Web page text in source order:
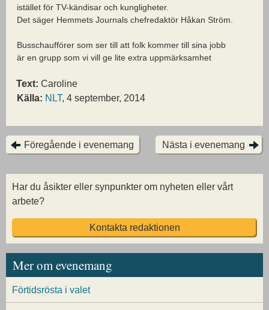
istället för TV-kändisar och kungligheter.
Det säger Hemmets Journals chefredaktör Håkan Ström.
Busschaufförer som ser till att folk kommer till sina jobb
är en grupp som vi vill ge lite extra uppmärksamhet
Text: Caroline
Källa: NLT, 4 september, 2014
Föregående i evenemang Nästa i evenemang
Har du åsikter eller synpunkter om nyheten eller vårt
arbete?
Kontakta redaktionen
Mer om evenemang
Förtidsrösta i valet